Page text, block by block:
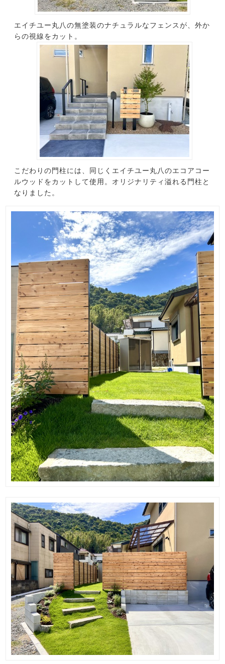
エイチユー丸八の無塗装のナチュラルなフェンスが、外か
らの視線をカット。
こだわりの門柱には、同じくエイチユー丸八のエコアコー
ルウッドをカットして使用。オリジナリティ溢れる門柱と
なりました。